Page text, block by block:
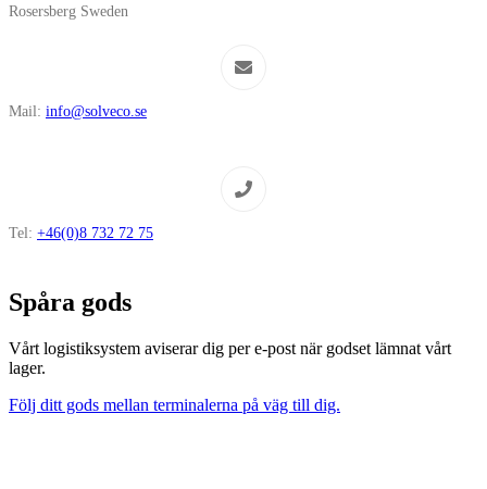
Rosersberg Sweden
Mail: info@solveco.se
Tel: +46(0)8 732 72 75
Spåra gods
Vårt logistiksystem aviserar dig per e-post när godset lämnat vårt
lager.
Följ ditt gods mellan terminalerna på väg till dig.